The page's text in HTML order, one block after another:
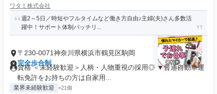
ワタミ株式会社
週2～5日／時短やフルタイムなど働き方自由♪主婦(夫)さん多数活
躍中！サポート体制バッチリ...
〒230-0071神奈川県横浜市鶴見区駒岡
完全歩合制
資格 ＜未経験歓迎＞人柄・人物重視の採用◎ ▼普通自動車運
転免許をお持ちの方は自家用...
業界未経験歓迎 +21個